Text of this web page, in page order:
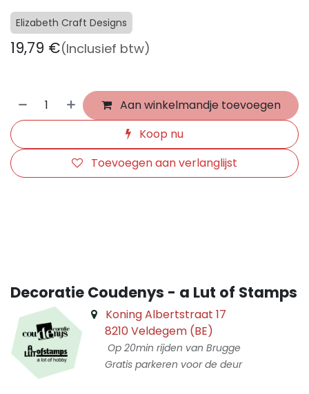
Elizabeth Craft Designs
19,79 €(Inclusief btw)
Aan winkelmandje toevoegen
Koop nu
Toevoegen aan verlanglijst
Decoratie Coudenys - a Lut of Stamps
Koning Albertstraat 17
8210 Veldegem (BE)
Op 20min rijden van Brugge
Gratis parkeren voor de deur